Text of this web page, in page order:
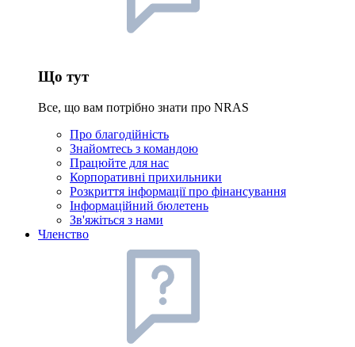
Що тут
Все, що вам потрібно знати про NRAS
Про благодійність
Знайомтесь з командою
Працюйте для нас
Корпоративні прихильники
Розкриття інформації про фінансування
Інформаційний бюлетень
Зв'яжіться з нами
Членство